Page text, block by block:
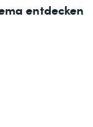
entdecken